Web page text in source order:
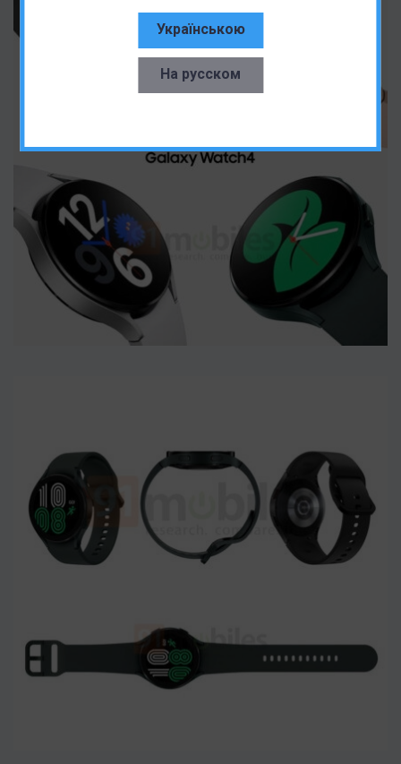
Українською
На русском